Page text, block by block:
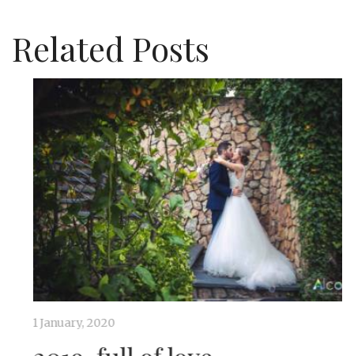
Related Posts
1 January, 2020